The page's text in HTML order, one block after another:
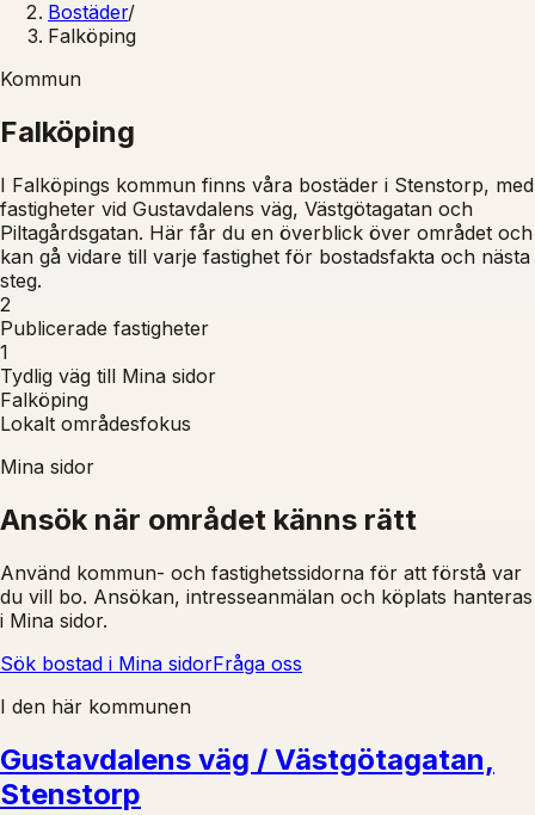
Bostäder/
Falköping
Kommun
Falköping
I Falköpings kommun finns våra bostäder i Stenstorp, med
fastigheter vid Gustavdalens väg, Västgötagatan och
Piltagårdsgatan. Här får du en överblick över området och
kan gå vidare till varje fastighet för bostadsfakta och nästa
steg.
2
Publicerade fastigheter
1
Tydlig väg till Mina sidor
Falköping
Lokalt områdesfokus
Mina sidor
Ansök när området känns rätt
Använd kommun- och fastighetssidorna för att förstå var
du vill bo. Ansökan, intresseanmälan och köplats hanteras
i Mina sidor.
Sök bostad i Mina sidorFråga oss
I den här kommunen
Gustavdalens väg / Västgötagatan,
Stenstorp